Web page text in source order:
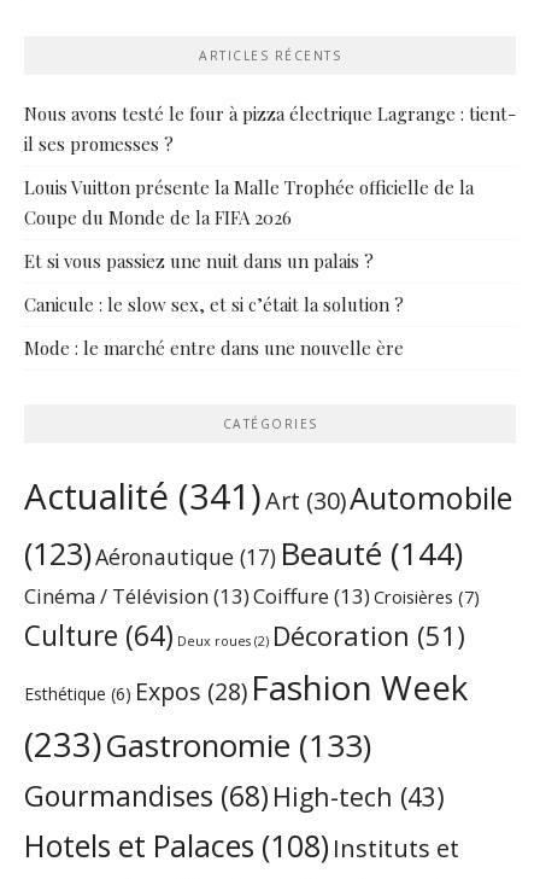
ARTICLES RÉCENTS
Nous avons testé le four à pizza électrique Lagrange : tient-
il ses promesses ?
Louis Vuitton présente la Malle Trophée officielle de la
Coupe du Monde de la FIFA 2026
Et si vous passiez une nuit dans un palais ?
Canicule : le slow sex, et si c’était la solution ?
Mode : le marché entre dans une nouvelle ère
CATÉGORIES
Actualité (341)Art (30)Automobile
(123)Aéronautique (17) Beauté (144)
Cinéma / Télévision(13)Coiffure(13) Croisières (7)
Culture (64) Deux roues (2) Décoration (51)
Esthétique (6) Expos (28) Fashion Week
(233)Gastronomie (133)
Gourmandises (68) High-tech (43)
Hotels et Palaces (108) Instituts et